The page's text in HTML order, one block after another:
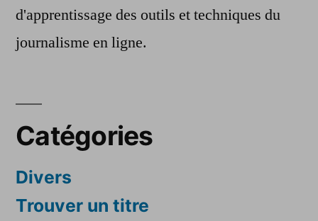
d'apprentissage des outils et techniques du
journalisme en ligne.
Catégories
Divers
Trouver un titre